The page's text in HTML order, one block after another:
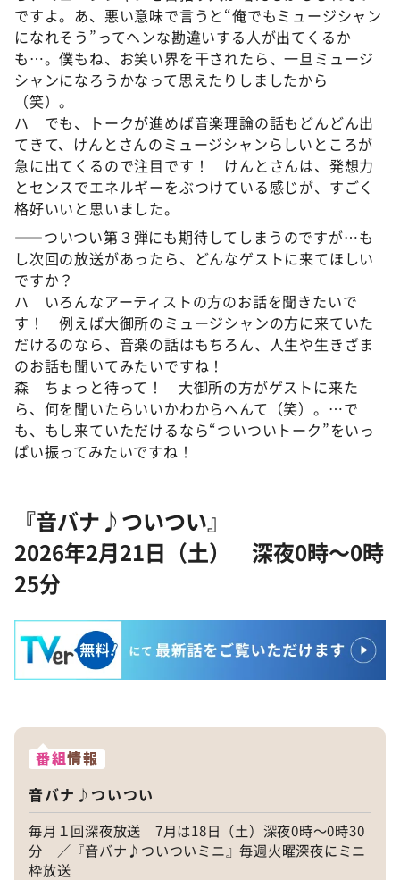
ですよ。あ、悪い意味で言うと“俺でもミュージシャン
になれそう”ってヘンな勘違いする人が出てくるか
も…。僕もね、お笑い界を干されたら、一旦ミュージ
シャンになろうかなって思えたりしましたから
（笑）。
ハ でも、トークが進めば音楽理論の話もどんどん出
てきて、けんとさんのミュージシャンらしいところが
急に出てくるので注目です！ けんとさんは、発想力
とセンスでエネルギーをぶつけている感じが、すごく
格好いいと思いました。
――ついつい第３弾にも期待してしまうのですが…も
し次回の放送があったら、どんなゲストに来てほしい
ですか？
ハ いろんなアーティストの方のお話を聞きたいで
す！ 例えば大御所のミュージシャンの方に来ていた
だけるのなら、音楽の話はもちろん、人生や生きざま
のお話も聞いてみたいですね！
森 ちょっと待って！ 大御所の方がゲストに来た
ら、何を聞いたらいいかわからへんて（笑）。…で
も、もし来ていただけるなら“ついついトーク”をいっ
ぱい振ってみたいですね！
『音バナ♪ついつい』
2026年2月21日（土） 深夜0時～0時
25分
番組情報
音バナ♪ついつい
毎月１回深夜放送 7月は18日（土）深夜0時～0時30
分 ／『音バナ♪ついついミニ』毎週火曜深夜にミニ
枠放送